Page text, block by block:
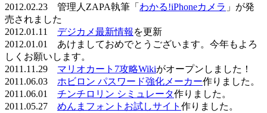
2012.02.23 管理人ZAPA執筆「 わかる!iPhoneカメラ 」が発
売されました
2012.01.11 デジカメ最新情報 を更新
2012.01.01 あけましておめでとうございます。今年もよろ
しくお願いします。
2011.11.29 マリオカート7攻略Wikiがオープンしました！
2011.06.03 ホビロン パスワード強化メーカー作りました。
2011.06.01 チンチロリン シミュレータ作りました。
2011.05.27 めんまフォントお試しサイト 作りました。